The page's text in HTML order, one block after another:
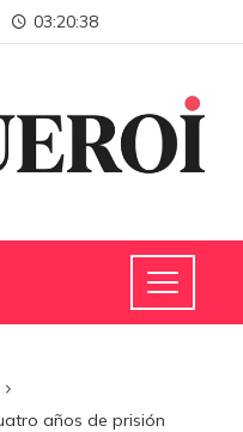
03:20:38
años de prisión